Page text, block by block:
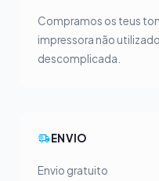
Compramos os teus
impressora não
descomplicada.
ENVIO
Envio gratuito